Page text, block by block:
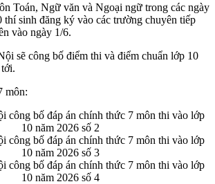
Toán, Ngữ văn và Ngoại ngữ trong các ngày
thí sinh đăng ký vào các trường chuyên tiếp
vào ngày 1/6.
sẽ công bố điểm thi và điểm chuẩn lớp 10
môn: